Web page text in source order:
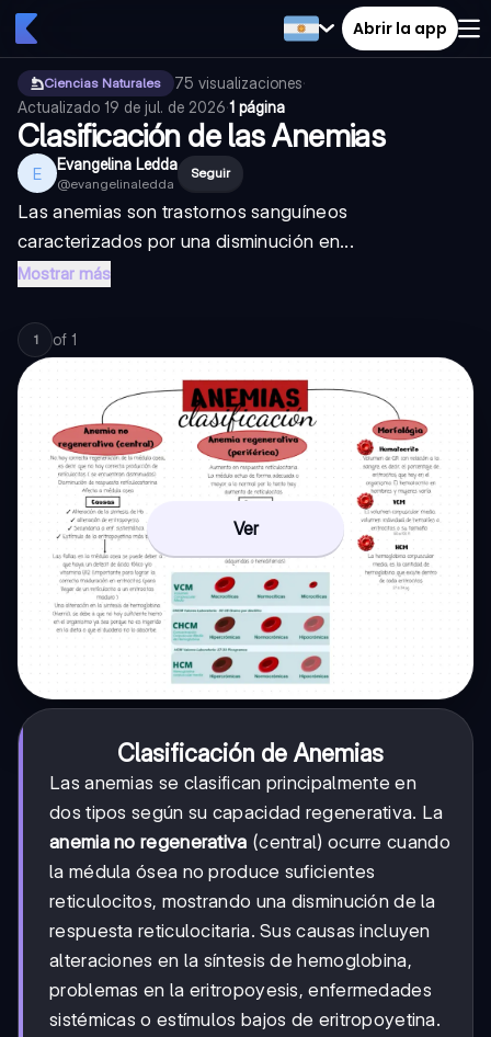
Abrir la app
Ciencias Naturales 75 visualizaciones·
Actualizado 19 de jul. de 2026·1 página
Clasificación de las Anemias
E Evangelina Ledda
@evangelinaledda
Seguir
Las anemias son trastornos sanguíneos
caracterizados por una disminución en...
Mostrar más
1 of 1
Ver
Clasificación de Anemias
Las anemias se clasifican principalmente en
dos tipos según su capacidad regenerativa. La
anemia no regenerativa (central) ocurre cuando
la médula ósea no produce suficientes
reticulocitos, mostrando una disminución de la
respuesta reticulocitaria. Sus causas incluyen
alteraciones en la síntesis de hemoglobina,
problemas en la eritropoyesis, enfermedades
sistémicas o estímulos bajos de eritropoyetina.